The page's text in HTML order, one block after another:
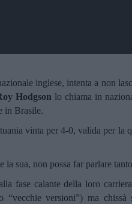
inglese, intenta a non
Hodgson lo chiama in
in Brasile.
vinta per 4-0, valida per la
sua, non possa far parlare
fase calante della loro
versioni”) ma